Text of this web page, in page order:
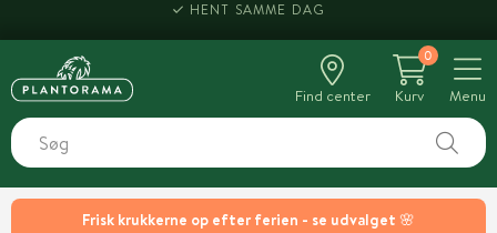
Frisk krukkerne op efter ferien - se udvalget 🌸
HENT SAMME DAG
Find center
0
Kurv
Menu